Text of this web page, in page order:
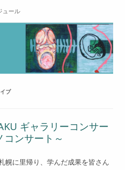
ッ
プ
ご案内（アクセス / 内観）
使用規定・使用申込書
テレビと死
「自画像」
「生きる」
セミのように走り続けろ
ュール
ギャラリーコンサ
ブ
ギャラリーコンサー
ンサート～
幌に里帰り、学んだ成果を皆さん